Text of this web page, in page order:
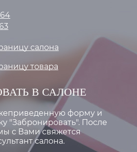
салона
товара
В САЛОНЕ
форму и
"Забронировать". После
с Вами свяжется
салона.